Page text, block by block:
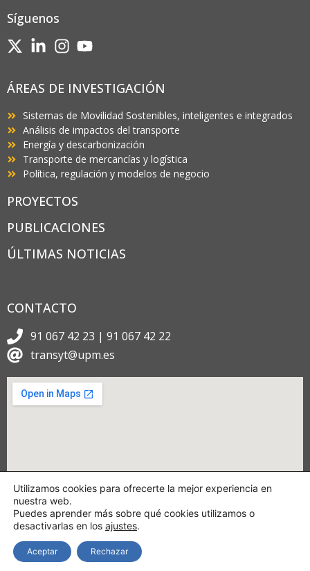
Síguenos
ÁREAS DE INVESTIGACIÓN
Sistemas de Movilidad Sostenibles, inteligentes e integrados
Análisis de impactos del transporte
Energía y descarbonización
Transporte de mercancías y logística
Política, regulación y modelos de negocio
PROYECTOS
PUBLICACIONES
ÚLTIMAS NOTICIAS
CONTACTO
91 067 42 23 | 91 067 42 22
transyt@upm.es
Copyright © 2024 TRANSyT.
Utilizamos cookies para ofrecerte la mejor experiencia en
nuestra web.
Puedes aprender más sobre qué cookies utilizamos o
desactivarlas en los ajustes.
Aceptar Rechazar